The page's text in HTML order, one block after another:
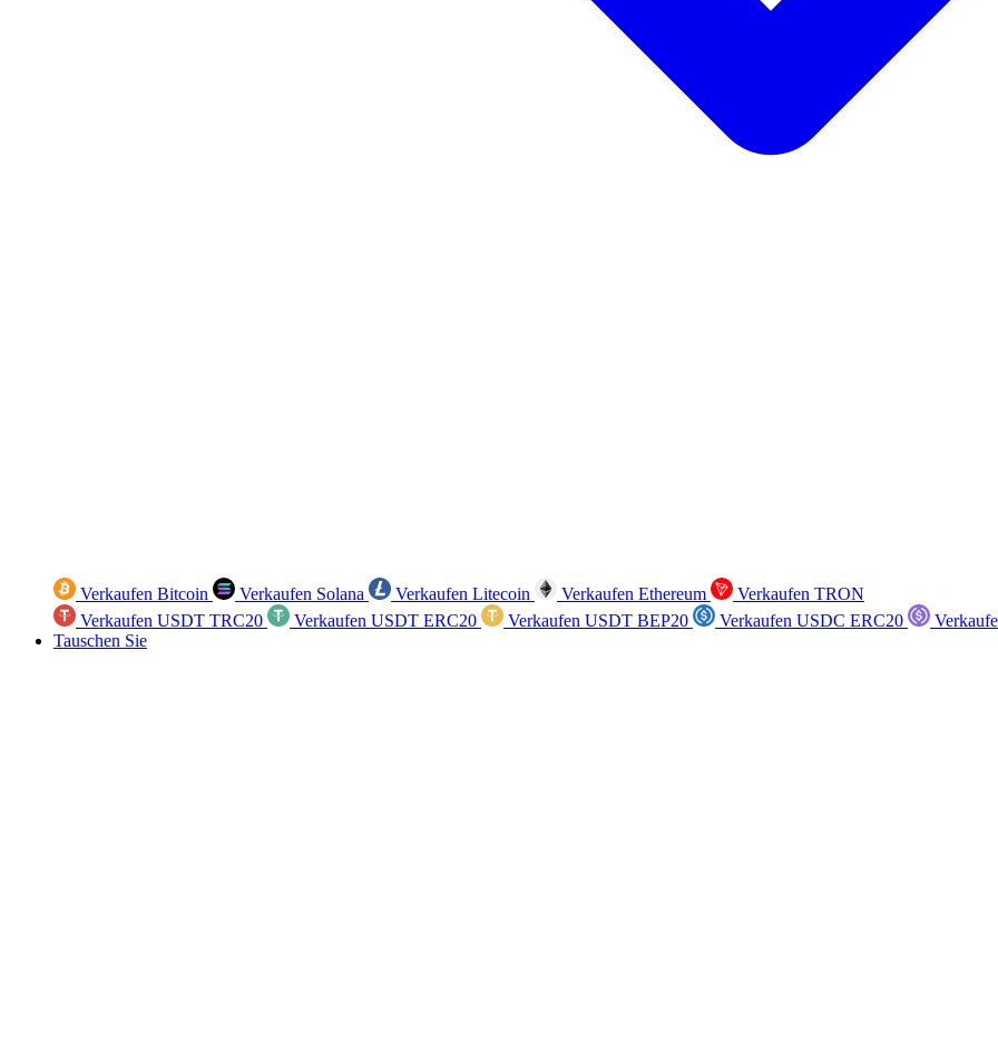
Verkaufen Bitcoin Verkaufen Solana Verkaufen Litecoin Verkaufen Ethereum
Verkaufen TRON
Verkaufen USDT TRC20
Verkaufen USDT ERC20 Verkaufen USDT BEP20 Verkaufen USDC ERC20
Tauschen Sie